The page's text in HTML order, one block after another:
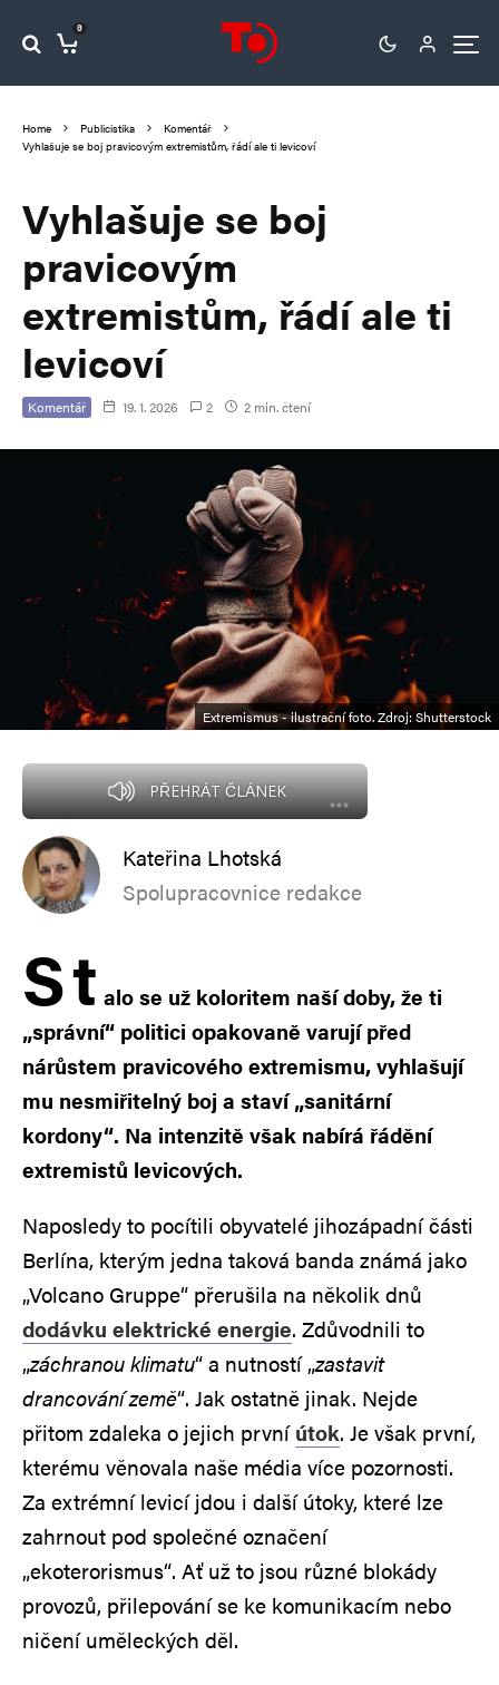
0
Home Publicistika
Komentář
Vyhlašuje se boj pravicovým extremistům, řádí ale ti levicoví
Vyhlašuje se boj
pravicovým
extremistům, řádí ale ti
levicoví
Komentář 19. 1. 2026 2 2 min. čtení
Extremismus - ilustrační foto. Zdroj: Shutterstock
PŘEHRÁT ČLÁNEK
Kateřina Lhotská
Spolupracovnice redakce
St alo se už koloritem naší doby, že ti
„správní“ politici opakovaně varují před
nárůstem pravicového extremismu, vyhlašují
mu nesmiřitelný boj a staví „sanitární
kordony“. Na intenzitě však nabírá řádění
extremistů levicových.
Naposledy to pocítili obyvatelé jihozápadní části
Berlína, kterým jedna taková banda známá jako
„Volcano Gruppe“ přerušila na několik dnů
dodávku elektrické energie. Zdůvodnili to
„záchranou klimatu“ a nutností „zastavit
drancování země“. Jak ostatně jinak. Nejde
přitom zdaleka o jejich prvníútok. Je však první,
kterému věnovala naše média více pozornosti.
Za extrémní levicí jdou i další útoky, které lze
zahrnout pod společné označení
„ekoterorismus“. Ať už to jsou různé blokády
provozů, přilepování se ke komunikacím nebo
ničení uměleckých děl.